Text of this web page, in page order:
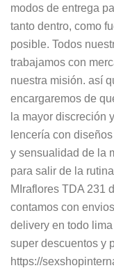
modos de entrega
tanto dentro, como
posible. Todos
trabajamos con
nuestra misión. así
encargaremos de
la mayor discreción
lencería con
y sensualidad de la
para salir de la
MIraflores TDA 231
contamos con
delivery en todo
super descuentos y
https://